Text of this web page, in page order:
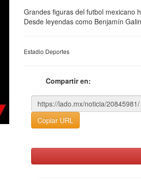
Grandes figuras del futbol mexicano
Desde leyendas como Benjamín
Estadio Deportes
Compartir en:
Copiar URL